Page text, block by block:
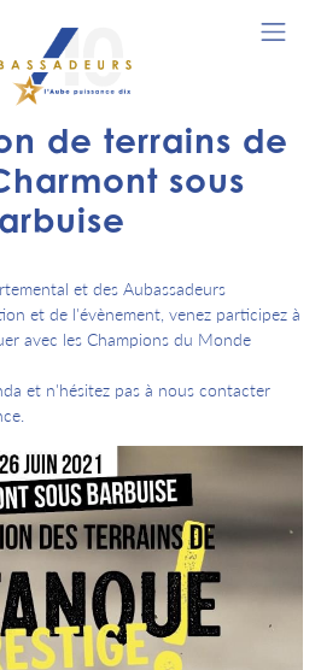
de terrains de
sous
et des Aubassadeurs
et de l'évènement, venez participez à
avec les Champions du Monde
et n'hésitez pas à nous contacter